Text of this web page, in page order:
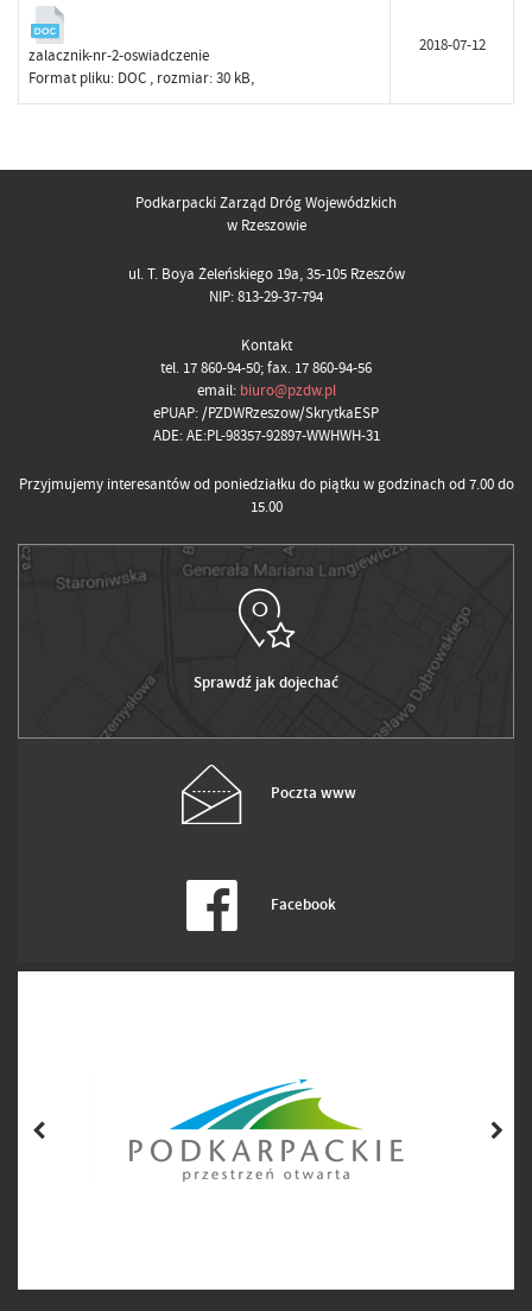
zalacznik-nr-2-oswiadczenie
Format pliku: DOC , rozmiar: 30 kB,
2018-07-12
Podkarpacki Zarząd Dróg Wojewódzkich
w Rzeszowie
ul. T. Boya Żeleńskiego 19a, 35-105 Rzeszów
NIP: 813-29-37-794
Kontakt
tel. 17 860-94-50; fax. 17 860-94-56
email: biuro@pzdw.pl
ePUAP: /PZDWRzeszow/SkrytkaESP
ADE: AE:PL-98357-92897-WWHWH-31
Przyjmujemy interesantów od poniedziałku do piątku w godzinach od 7.00 do
15.00
Sprawdź jak dojechać
Poczta www
Facebook